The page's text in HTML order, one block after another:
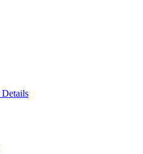
Details